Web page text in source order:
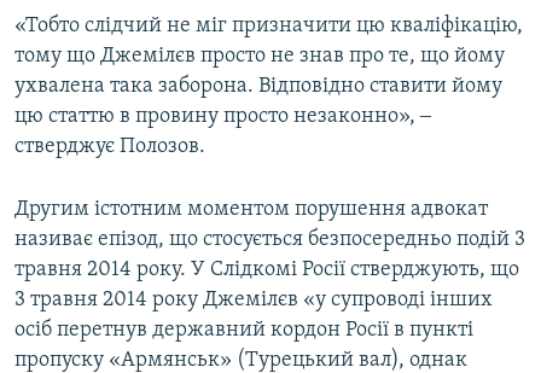
«Тобто слідчий не міг призначити цю кваліфікацію,
тому що Джемілєв просто не знав про те, що йому
ухвалена така заборона. Відповідно ставити йому
цю статтю в провину просто незаконно», ‒
стверджує Полозов.
Другим істотним моментом порушення адвокат
називає епізод, що стосується безпосередньо подій 3
травня 2014 року. У Слідкомі Росії стверджують, що
3 травня 2014 року Джемілєв «у супроводі інших
осіб перетнув державний кордон Росії в пункті
пропуску «Армянськ» (Турецький вал), однак